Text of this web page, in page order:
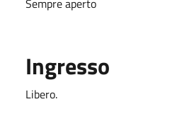
Ingresso
Libero.